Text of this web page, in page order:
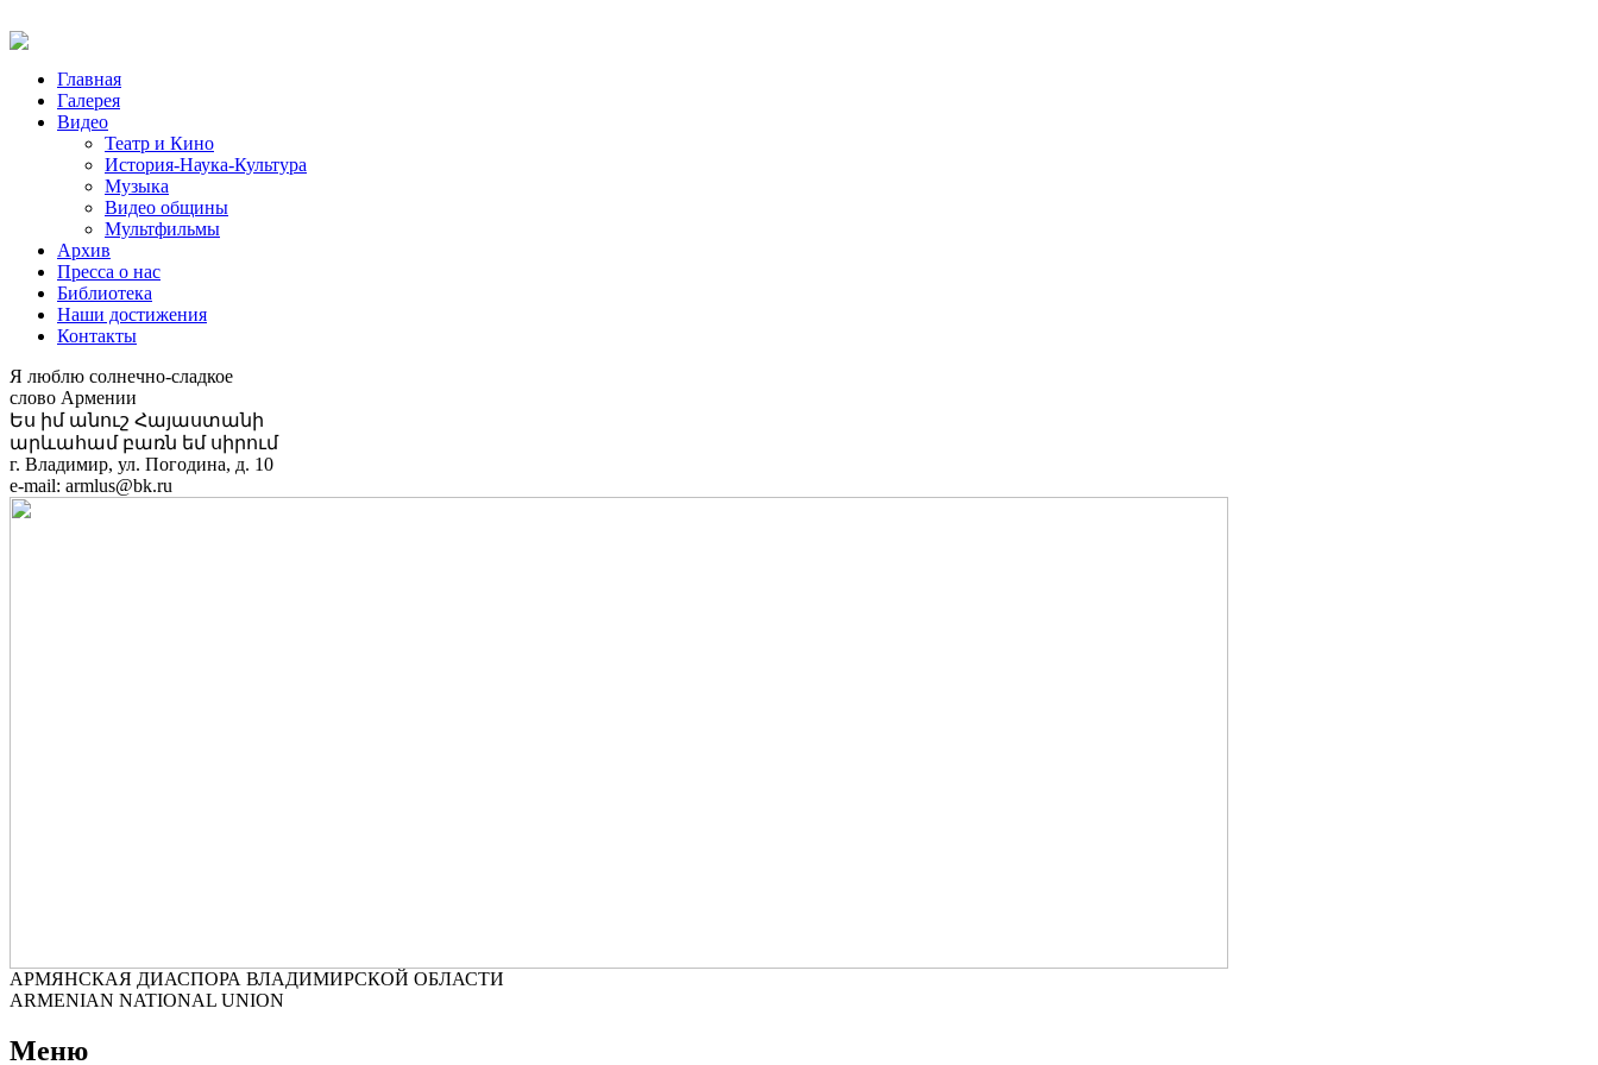
Главная
Галерея
Видео
Театр и Кино
История-Наука-Культура
Музыка
Видео общины
Мультфильмы
Архив
Пресса о нас
Библиотека
Наши достижения
Контакты
Я люблю солнечно-сладкое
слово Армении
Ես իմ անուշ Հայաստանի
արևահամ բառն եմ սիրում
г. Владимир, ул. Погодина, д. 10
e-mail: armlus@bk.ru
АРМЯНСКАЯ ДИАСПОРА ВЛАДИМИРСКОЙ ОБЛАСТИ
ARMENIAN NATIONAL UNION
Меню